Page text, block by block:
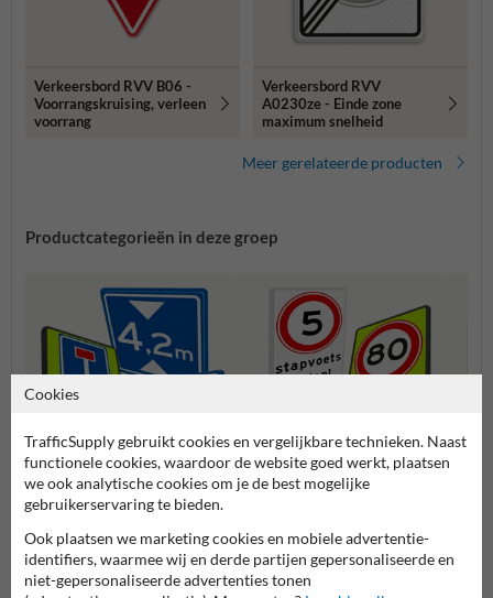
Verkeersbord RVV B06 -
Voorrangskruising, verleen
voorrang
Verkeersbord RVV
A0230ze - Einde zone
maximum snelheid
Meer gerelateerde producten
Productcategorieën in deze groep
Informatie (L-serie)
Verkeersborden RVV
Cookies
TrafficSupply gebruikt cookies en vergelijkbare technieken. Naast
functionele cookies, waardoor de website goed werkt, plaatsen
we ook analytische cookies om je de best mogelijke
gebruikerservaring te bieden.
Ook plaatsen we marketing cookies en mobiele advertentie-
identifiers, waarmee wij en derde partijen gepersonaliseerde en
niet-gepersonaliseerde advertenties tonen